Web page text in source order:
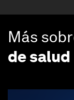
Más
de salud